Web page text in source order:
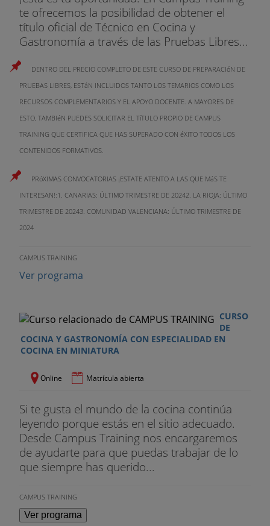
te ofrecemos la posibilidad de obtener el
título oficial de Técnico en Cocina y
Gastronomía a través de las Pruebas Libres...
DENTRO DEL PRECIO COMPLETO DE ESTE CURSO DE PREPARACIóN DE
PRUEBAS LIBRES, ESTáN INCLUIDOS TANTO LOS TEMARIOS COMO LOS
RECURSOS COMPLEMENTARIOS Y EL APOYO DOCENTE. A MAYORES DE
ESTO, TAMBIéN PUEDES SOLICITAR EL TíTULO PROPIO DE CAMPUS
TRAINING QUE CERTIFICA QUE HAS SUPERADO CON éXITO TODOS LOS
CONTENIDOS FORMATIVOS.
PRóXIMAS CONVOCATORIAS ¡ESTATE ATENTO A LAS QUE MáS TE
INTERESAN!:1. CANARIAS: ÚLTIMO TRIMESTRE DE 20242. LA RIOJA: ÚLTIMO
TRIMESTRE DE 20243. COMUNIDAD VALENCIANA: ÚLTIMO TRIMESTRE DE
2024
CAMPUS TRAINING
Ver programa
CURSO
DE
COCINA Y GASTRONOMÍA CON ESPECIALIDAD EN
COCINA EN MINIATURA
Online Matrícula abierta
Si te gusta el mundo de la cocina continúa
leyendo porque estás en el sitio adecuado.
Desde Campus Training nos encargaremos
de ayudarte para que puedas trabajar de lo
que siempre has querido...
CAMPUS TRAINING
Ver programa